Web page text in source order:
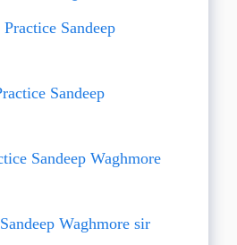
Sandeep
Sandeep
Sandeep Waghmore
Waghmore sir